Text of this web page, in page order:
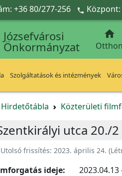
+36 80/277-256  Központ:
Józsefvárosi
Önkormányzat

Otthon
Szolgáltatások és intézmények
Hirdetőtábla Közterületi
utca 20./2
Utolsó frissítés: 2023. április 24.
ideje:
2023.04.13